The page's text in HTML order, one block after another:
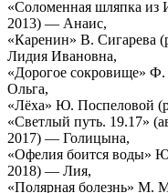
«Соломенная шляпка из
2013) — Анаис,
«Каренин» В. Сигарева
Лидия Ивановна,
«Дорогое сокровище»
Ольга,
«Лёха» Ю. Поспеловой
«Светлый путь. 19.17»
2017) — Голицына,
«Офелия боится воды»
2018) — Лия,
«Полярная болезнь» М.